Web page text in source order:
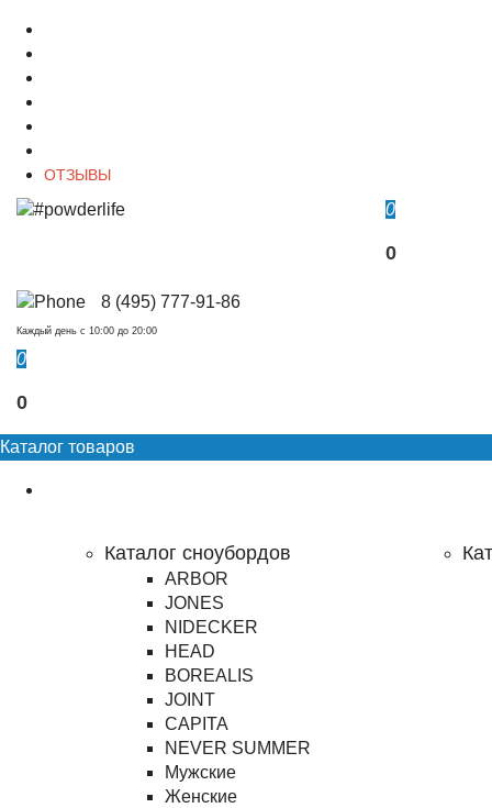
ОТЗЫВЫ
0
0
8 (495) 777-91-86
Каждый день c 10:00 до 20:00
0
0
Каталог товаров
Каталог сноубордов
ARBOR
JONES
NIDECKER
HEAD
BOREALIS
JOINT
CAPITA
NEVER SUMMER
Мужские
Женские